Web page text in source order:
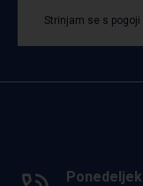
Strinjam se s pogoji